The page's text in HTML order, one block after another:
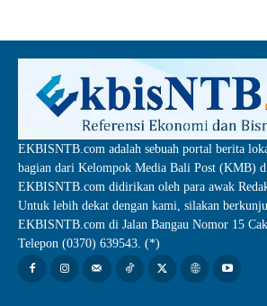
EKBISNTB.com adalah sebuah portal berita
bagian dari Kelompok Media Bali Post (KMB)
EKBISNTB.com didirikan oleh para awak
Untuk lebih dekat dengan kami, silakan
EKBISNTB.com di Jalan Bangau Nomor 15
Telepon (0370) 639543. (*)